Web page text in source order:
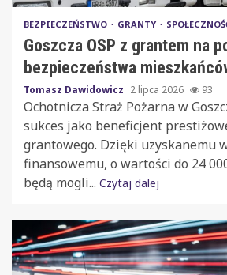
BEZPIECZEŃSTWO GRANTY
Goszcza OSP z grantem na
bezpieczeństwa
Tomasz Dawidowicz 2 lipca 2026 93
Ochotnicza Straż Pożarna w
sukces jako beneficjent
grantowego. Dzięki uzyskanemu
finansowemu, o wartości do 24
będą mogli... Czytaj dalej